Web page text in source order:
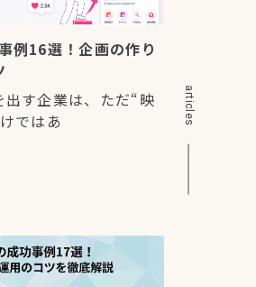
articles
16選！企画の作り
す企業は、ただ“映
ではあ